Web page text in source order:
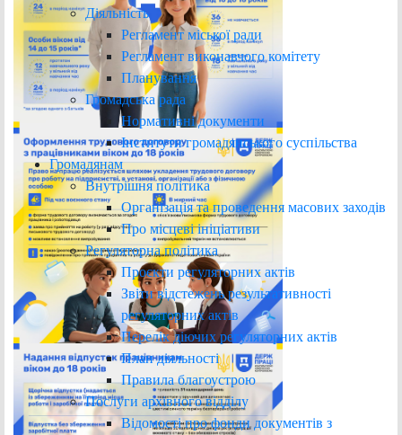
Діяльність
Регламент міської ради
Регламент виконавчого комітету
Планування
Громадська рада
Нормативні документи
Інститути громадянського суспільства
Громадянам
Внутрішня політика
Організація та проведення масових заходів
Про місцеві ініціативи
Регуляторна політика
Проєкти регуляторних актів
Звіти відстежень результативності
регуляторних актів
Перелік діючих регуляторних актів
План діяльності
Правила благоустрою
Послуги архівного відділу
Відомості про фонди документів з